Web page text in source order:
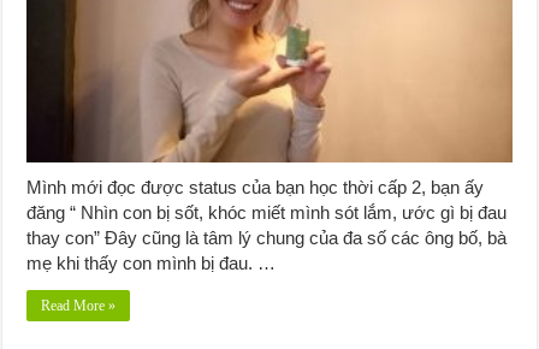
Mình mới đọc được status của bạn học thời cấp 2, bạn ấy
đăng “ Nhìn con bị sốt, khóc miết mình sót lắm, ước gì bị đau
thay con” Đây cũng là tâm lý chung của đa số các ông bố, bà
mẹ khi thấy con mình bị đau. …
Read More »